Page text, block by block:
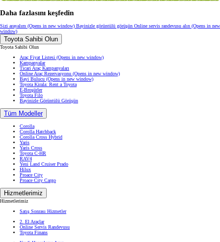
Daha fazlasını keşfedin
Sizi arayalım (Opens in new window) Bayinizle görüntülü görüşün Online servis randevusu alın (Opens in new
window)
Toyota Sahibi Olun
Toyota Sahibi Olun
Araç Fiyat Listesi (Opens in new window)
Kampanyalar
Ticari Araç Kampanyaları
Online Araç Rezervasyonu (Opens in new window)
Bayi Bulucu (Opens in new window)
Toyota Kirala: Rent a Toyota
E-Broşürler
Toyota Filo
Bayinizle Görüntülü Görüşün
Tüm Modeller
Corolla
Corolla Hatchback
Corolla Cross Hybrid
Yaris
Yaris Cross
Toyota C-HR
RAV4
Yeni Land Cruiser Prado
Hilux
Proace City
Proace City Cargo
Hizmetlerimiz
Hizmetlerimiz
Satış Sonrası Hizmetler
2. El Araçlar
Online Servis Randevusu
Toyota Finans